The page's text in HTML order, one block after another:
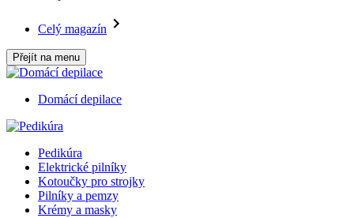
Celý magazín
Přejít na menu
Domácí depilace
Pedikúra
Elektrické pilníky
Kotoučky pro strojky
Pilníky a pemzy
Krémy a masky